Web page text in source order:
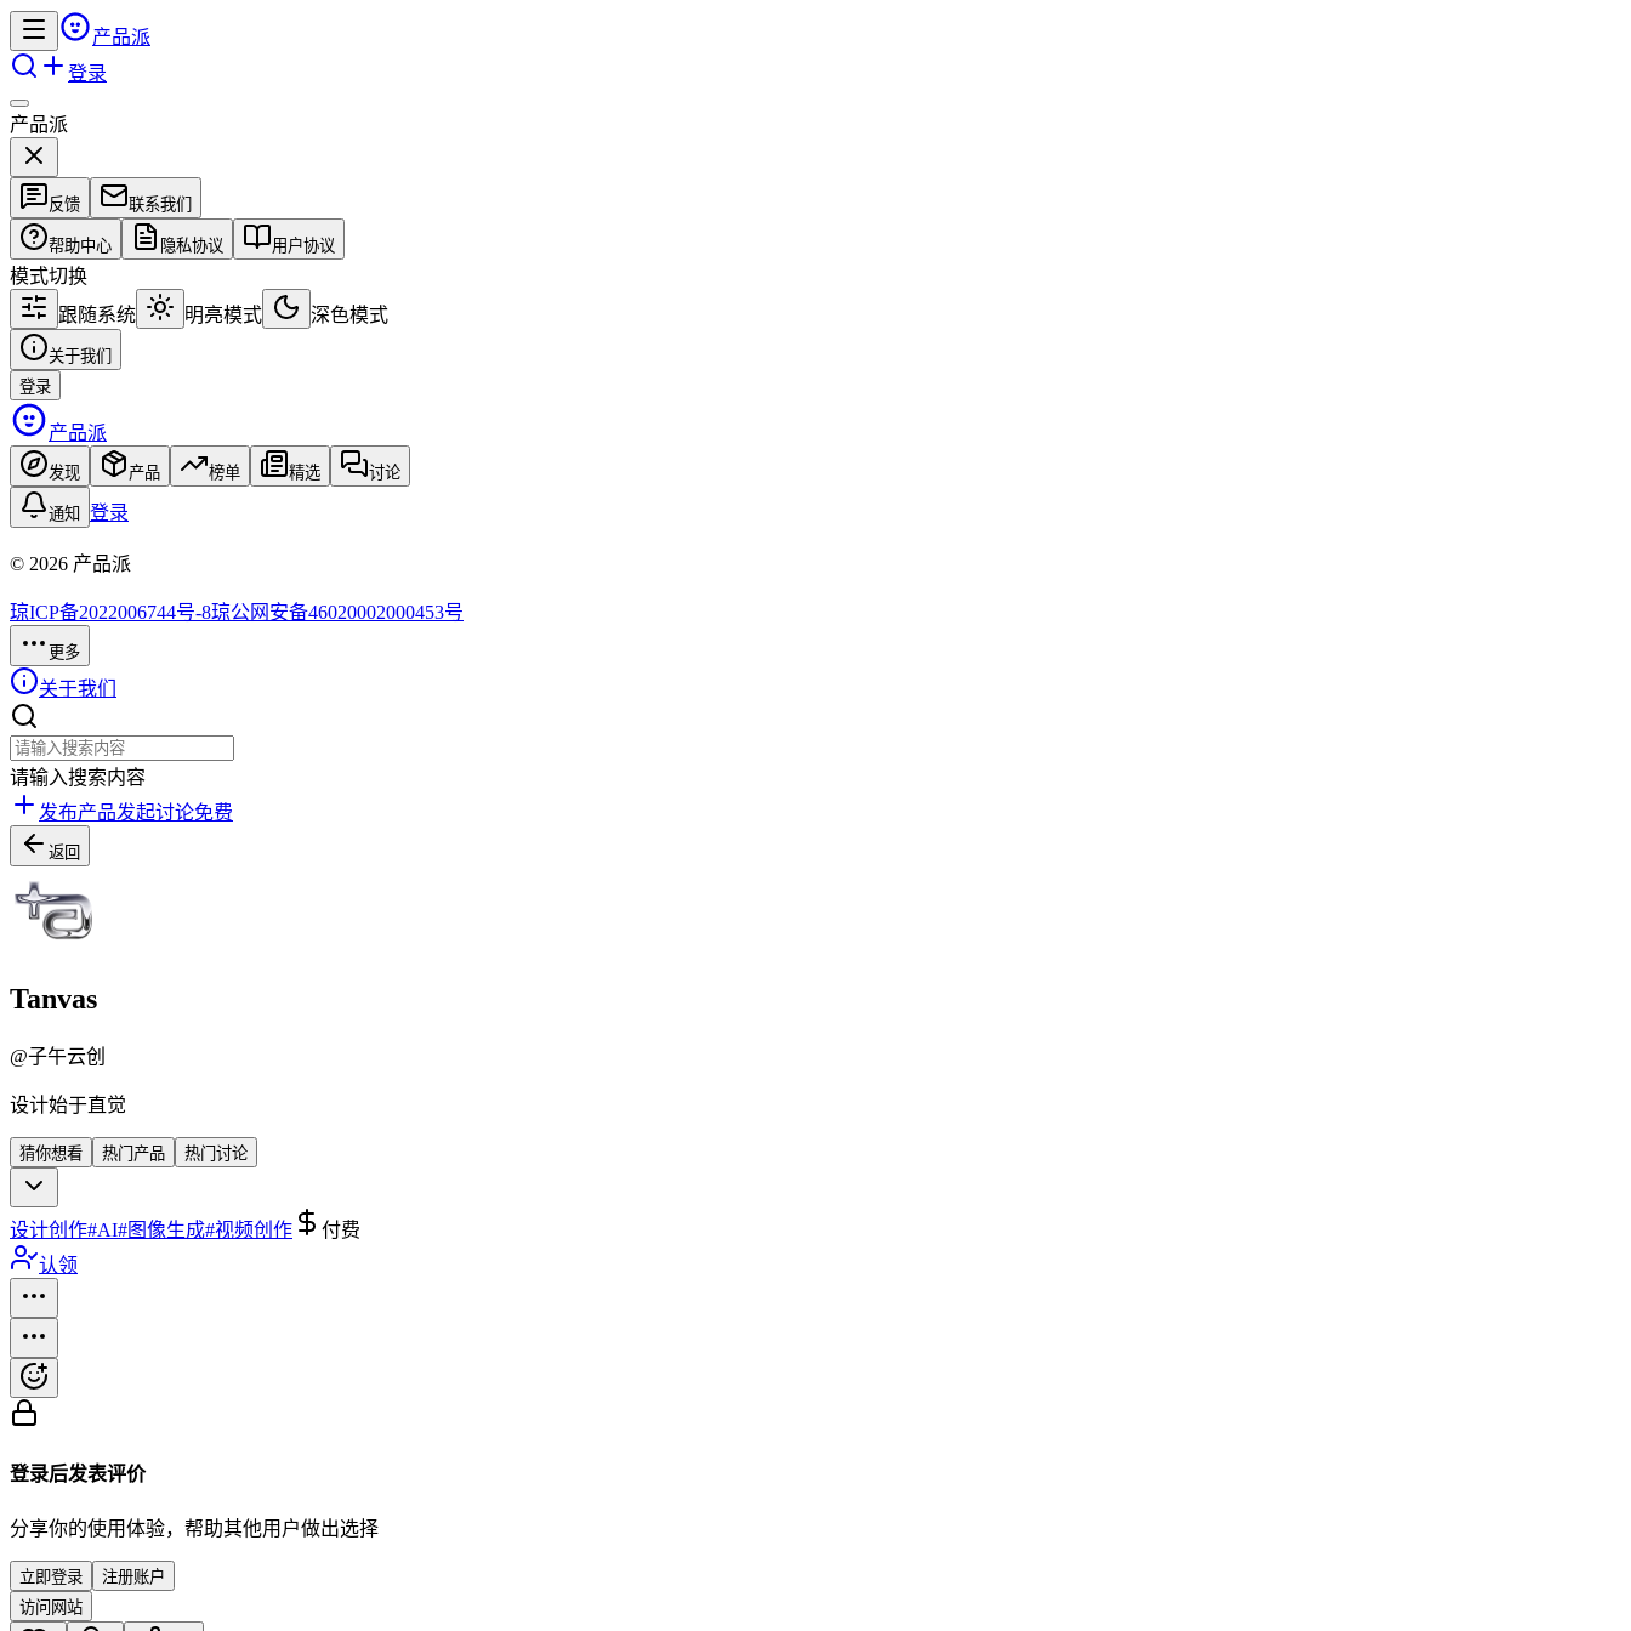
产品派
登录
产品派
反馈 联系我们
帮助中心 隐私协议 用户协议
模式切换
跟随系统
明亮模式 深色模式
关于我们
登录
产品派
发现 产品 榜单 精选 讨论
通知 登录
© 2026 产品派
琼ICP备2022006744号-8琼公网安备46020002000453号
更多
关于我们
请输入搜索内容
发布产品发起讨论免费
返回
Tanvas
@子午云创
设计始于直觉
猜你想看 热门产品 热门讨论
设计创作#AI#图像生成#视频创作
付费
认领
登录后发表评价
分享你的使用体验，帮助其他用户做出选择
立即登录
注册账户
访问网站